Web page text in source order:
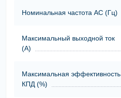
Номинальная частота АС (Гц)
Максимальный выходной ток
(А)
Максимальная эффективность
КПД (%)